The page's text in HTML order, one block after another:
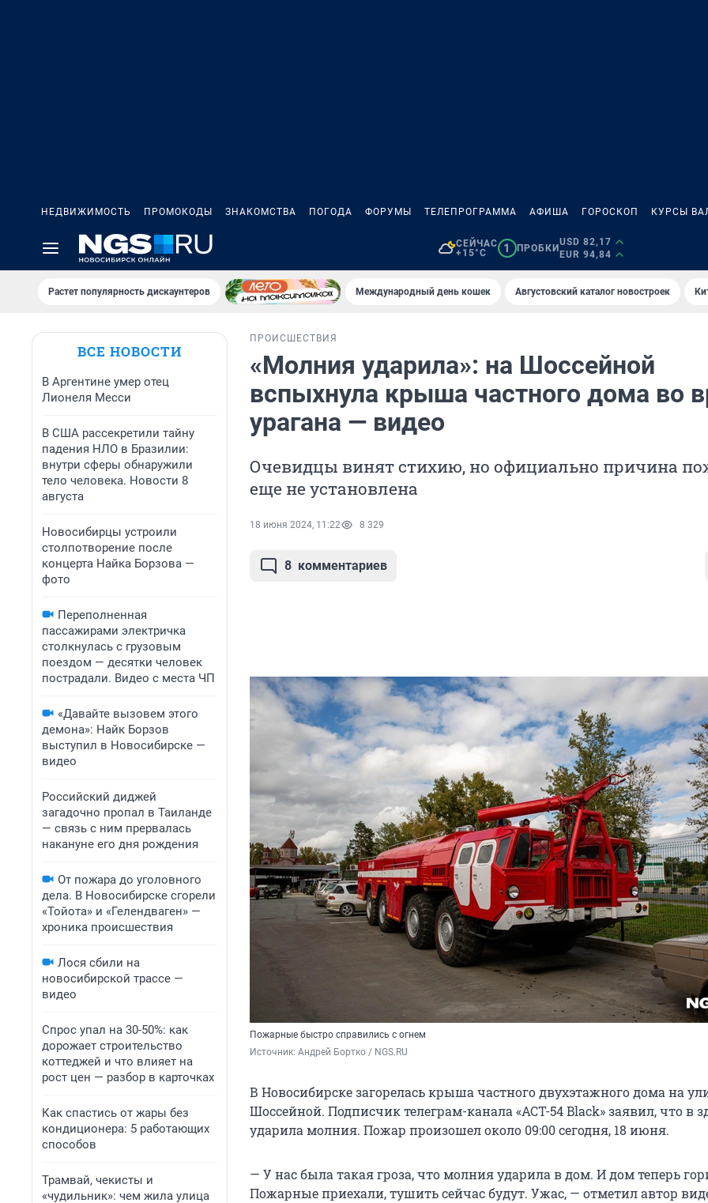
НЕДВИЖИМОСТЬ ПРОМОКОДЫ ЗНАКОМСТВА ПОГОДА ФОРУМЫ ТЕЛЕПРОГРАММА АФИША ГОРОСКОП КУРСЫ
СЕЙЧАС
+15°C
1 ПРОБКИ
USD 82,17
EUR 94,84
Растет популярность дискаунтеров Международный день кошек Августовский каталог новостроек
ВСЕ НОВОСТИ
В Аргентине умер отец
Лионеля Месси
В США рассекретили тайну
падения НЛО в Бразилии:
внутри сферы обнаружили
тело человека. Новости 8
августа
Новосибирцы устроили
столпотворение после
концерта Найка Борзова —
фото
Переполненная
пассажирами электричка
столкнулась с грузовым
поездом — десятки человек
пострадали. Видео с места ЧП
«Давайте вызовем этого
демона»: Найк Борзов
выступил в Новосибирске —
видео
Российский диджей
загадочно пропал в Таиланде
— связь с ним прервалась
накануне его дня рождения
От пожара до уголовного
дела. В Новосибирске сгорели
«Тойота» и «Гелендваген» —
хроника происшествия
Лося сбили на
новосибирской трассе —
видео
Спрос упал на 30-50%: как
дорожает строительство
коттеджей и что влияет на
рост цен — разбор в карточках
Как спастись от жары без
кондиционера: 5 работающих
способов
Трамвай, чекисты и
«чудильник»: чем жила улица
ПРОИСШЕСТВИЯ
«Молния ударила»: на Шоссейной
вспыхнула крыша частного дома во
урагана — видео
Очевидцы винят стихию, но официально причина
еще не установлена
18 июня 2024, 11:22 8 329
8 комментариев
Пожарные быстро справились с огнем
Источник: Андрей Бортко / NGS.RU
В Новосибирске загорелась крыша частного двухэтажного дома на
Шоссейной. Подписчик телеграм-канала «АСТ-54 Black» заявил, что в
ударила молния. Пожар произошел около 09:00 сегодня, 18 июня.
— У нас была такая гроза, что молния ударила в дом. И дом теперь
Пожарные приехали, тушить сейчас будут. Ужас, — отметил автор